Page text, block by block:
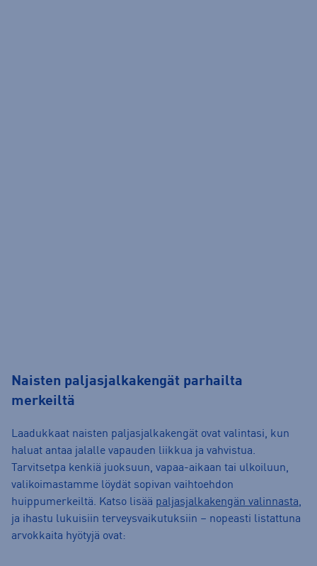
Naisten paljasjalkakengät parhailta
merkeiltä
Laadukkaat naisten paljasjalkakengät ovat valintasi, kun
haluat antaa jalalle vapauden liikkua ja vahvistua.
Tarvitsetpa kenkiä juoksuun, vapaa-aikaan tai ulkoiluun,
valikoimastamme löydät sopivan vaihtoehdon
huippumerkeiltä. Katso lisää paljasjalkakengän valinnasta,
ja ihastu lukuisiin terveysvaikutuksiin – nopeasti listattuna
arvokkaita hyötyjä ovat: